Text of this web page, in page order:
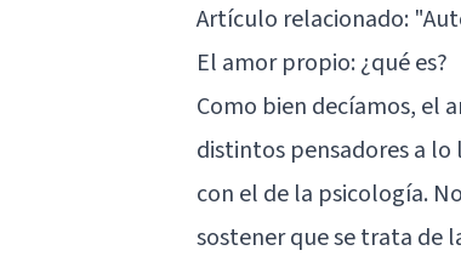
Artículo relacionado:
El amor propio: ¿qué es?
Como bien decíamos, el
distintos pensadores a lo
con el de la psicología.
sostener que se trata de